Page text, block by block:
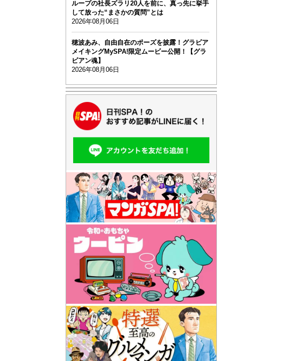
ループの社長ズラリ20人を前に、真っ先に挙手
して放った“まさかの質問”とは
2026年08月06日
穂波あみ、自由自在のポーズを披露！グラビア
メイキングMySPA!限定ムービー公開！【グラ
ビアン魂】
2026年08月06日